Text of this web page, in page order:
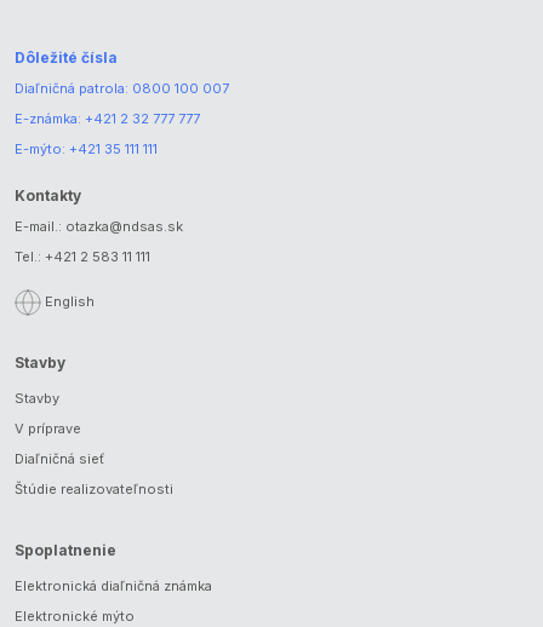
Dôležité čísla
Diaľničná patrola: 0800 100 007
E-známka: +421 2 32 777 777
E-mýto: +421 35 111 111
Kontakty
E-mail.: otazka@ndsas.sk
Tel.: +421 2 583 11 111
English
Stavby
Stavby
V príprave
Diaľničná sieť
Štúdie realizovateľnosti
Spoplatnenie
Elektronická diaľničná známka
Elektronické mýto